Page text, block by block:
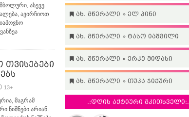
ასევე
ავირჩიოთ
თვისებები
13+
მაგრამ
ნიშნები არიან.
ახ. მწერალი » ელ პინი
ახ. მწერალი » ტასო იაშვილი
ახ. მწერალი » ერკე მიდასი
ახ. მწერალი » თუკა ჯიქური
.:დღის აქტიური მკითხველი:.